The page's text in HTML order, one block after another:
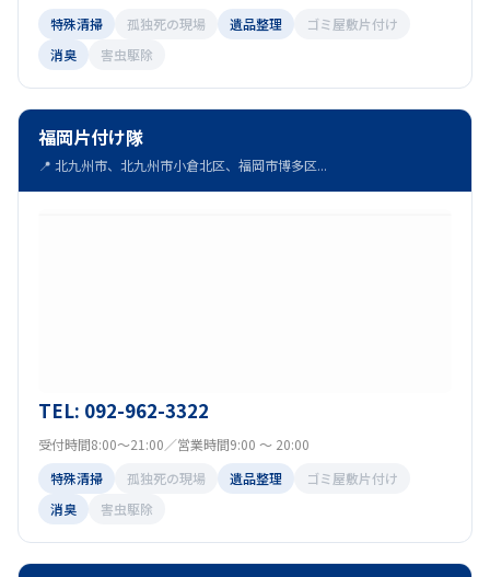
特殊清掃
孤独死の現場 遺品整理
ゴミ屋敷片付け
消臭
害虫駆除
福岡片付け隊
📍 北九州市、北九州市小倉北区、福岡市博多区...
TEL: 092-962-3322
受付時間8:00～21:00／営業時間9:00 ～ 20:00
特殊清掃
孤独死の現場 遺品整理
ゴミ屋敷片付け
消臭
害虫駆除